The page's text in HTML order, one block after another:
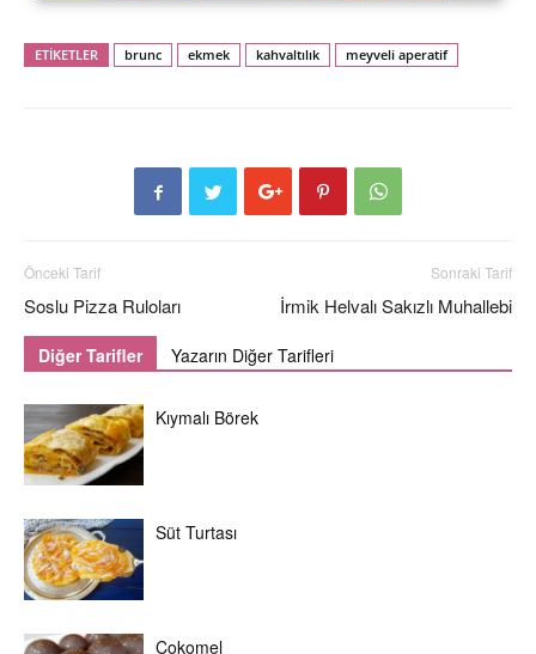
ETİKETLER brunc ekmek kahvaltılık meyveli aperatif
Önceki Tarif
Soslu Pizza Ruloları
Sonraki Tarif
İrmik Helvalı Sakızlı Muhallebi
Diğer Tarifler Yazarın Diğer Tarifleri
Kıymalı Börek
Süt Turtası
Çokomel